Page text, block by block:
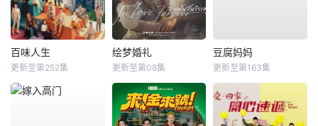
百味人生
更新至第252集
绘梦婚礼
更新至第08集
豆腐妈妈
更新至第163集